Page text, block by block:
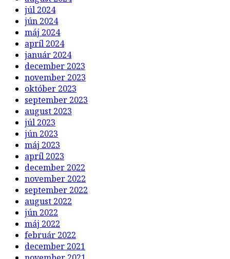
máj 2024
apríl 2024
január 2024
december 2023
november 2023
október 2023
september 2023
august 2023
júl 2023
jún 2023
máj 2023
apríl 2023
december 2022
november 2022
september 2022
august 2022
jún 2022
máj 2022
február 2022
december 2021
november 2021
máj 2021